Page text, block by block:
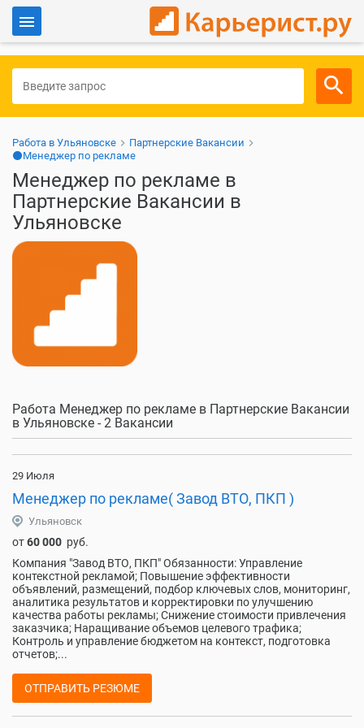
Для работодателей
Работа в Ульяновске
Партнерские Вакансии
⚫Менеджер по рекламе
Менеджер по рекламе в
Партнерские Вакансии в
Ульяновске
Работа Менеджер по рекламе в Партнерские Вакансии
в Ульяновске - 2 Вакансии
29 Июля
Менеджер по рекламе( Завод ВТО, ПКП )
Ульяновск
от60 000 руб.
Компания "Завод ВТО, ПКП" Обязанности: Управление
контекстной рекламой; Повышение эффективности
объявлений, размещений, подбор ключевых слов, мониторинг,
аналитика результатов и корректировки по улучшению
качества работы рекламы; Снижение стоимости привлечения
заказчика; Наращивание объемов целевого трафика;
Контроль и управление бюджетом на контекст, подготовка
отчетов;...
ОТПРАВИТЬ РЕЗЮМЕ